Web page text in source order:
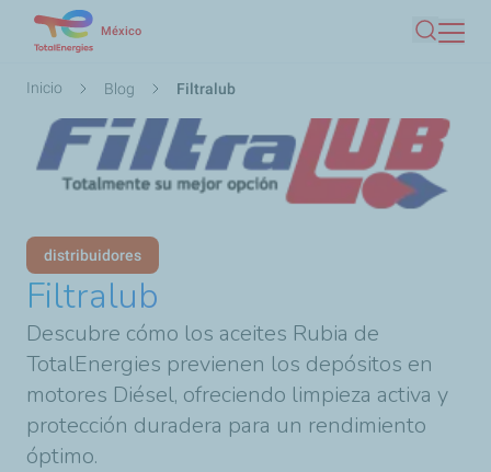
México
Buscar
Ruta
navegación
Inicio Blog Filtralub
distribuidores
Filtralub
Descubre cómo los aceites Rubia de
TotalEnergies previenen los depósitos en
motores Diésel, ofreciendo limpieza activa y
protección duradera para un rendimiento
óptimo.